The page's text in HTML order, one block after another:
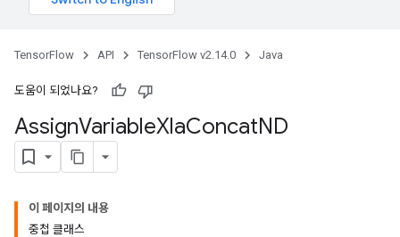
TensorFlow API TensorFlow v2.14.0 Java
도움이 되었나요?
AssignVariableXlaConcatND
이 페이지의 내용
중첩 클래스